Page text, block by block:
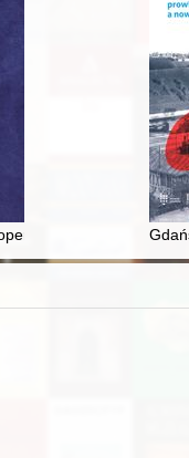
z rodu Ślązaka